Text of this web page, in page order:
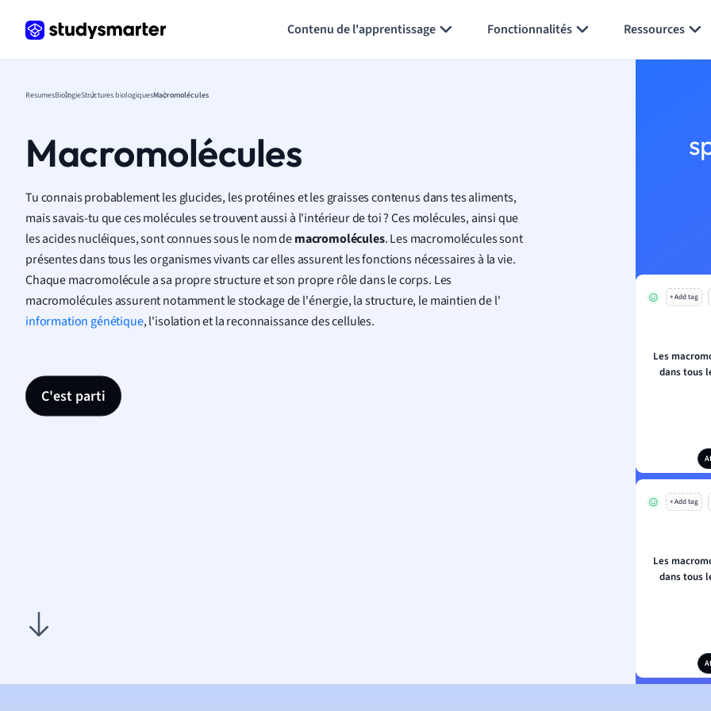
Contenu de l'apprentissage Fonctionnalités Ressources
ResumesBiologieStructures biologiquesMacromolécules
Macromolécules
Tu connais probablement les glucides, les protéines et les graisses contenus dans tes aliments,
mais savais-tu que ces molécules se trouvent aussi à l'intérieur de toi ? Ces molécules, ainsi que
les acides nucléiques, sont connues sous le nom demacromolécules. Les macromolécules sont
présentes dans tous les organismes vivants car elles assurent les fonctions nécessaires à la vie.
Chaque macromolécule a sa propre structure et son propre rôle dans le corps. Les
macromolécules assurent notamment le stockage de l'énergie, la structure, le maintien de l'
information génétique, l'isolation et la reconnaissance des cellules.
C'est parti
+ Add tag
Les
dans tous
+ Add tag
Les
dans tous